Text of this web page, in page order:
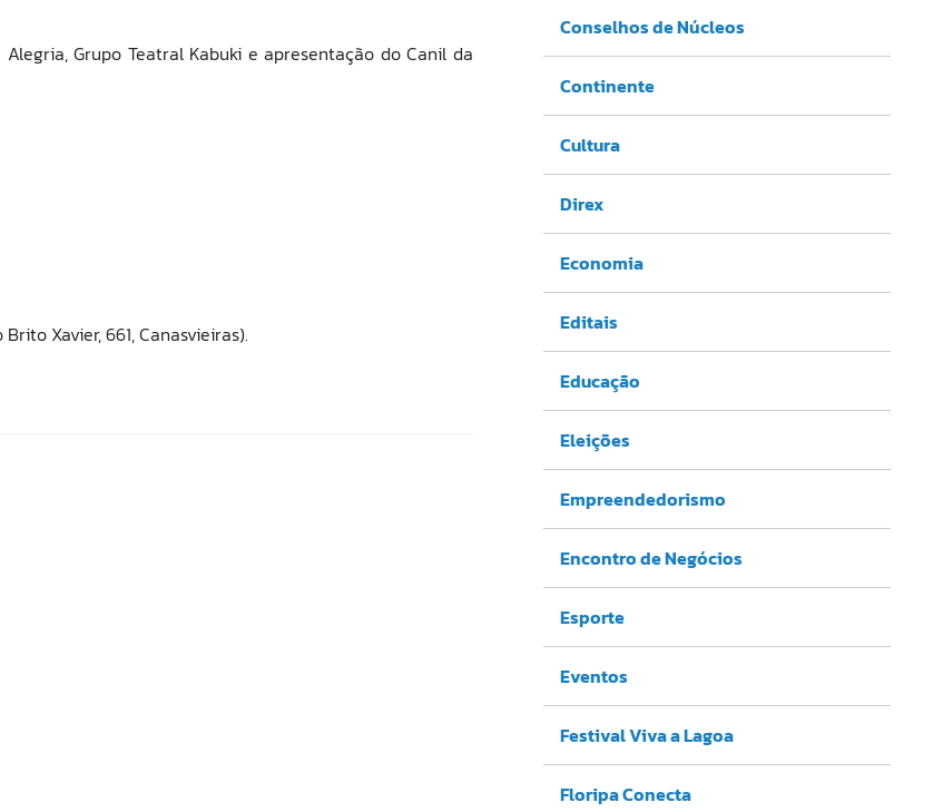
Grupo Teatral Kabuki e apresentação do Canil da
Xavier, 661, Canasvieiras).
Conselhos de Núcleos
Continente
Cultura
Direx
Economia
Editais
Educação
Eleições
Empreendedorismo
Encontro de Negócios
Esporte
Eventos
Festival Viva a Lagoa
Floripa Conecta